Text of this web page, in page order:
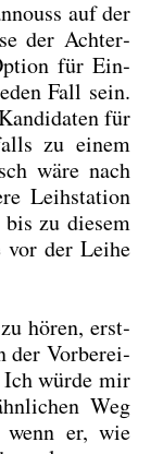
auf der
der Ach­ter­
für Ein­
Fall sein.
für
zu einem
wäre nach
Leih­sta­ti­on
zu die­sem
vor der Lei­he
hören, erst­
der Vor­be­rei­
Ich wür­de mir
Weg
wenn er, wie